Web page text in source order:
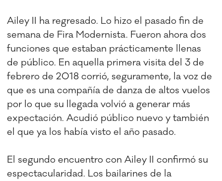
Ailey II ha regresado. Lo hizo el pasado fin de
semana de Fira Modernista. Fueron ahora dos
funciones que estaban prácticamente llenas
de público. En aquella primera visita del 3 de
febrero de 2018 corrió, seguramente, la voz de
que es una compañía de danza de altos vuelos
por lo que su llegada volvió a generar más
expectación. Acudió público nuevo y también
el que ya los había visto el año pasado.
El segundo encuentro con Ailey II confirmó su
espectacularidad. Los bailarines de la